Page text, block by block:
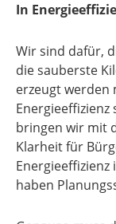
In
Wir sind dafür,
die sauberste
erzeugt werden
bringen wir mit
Klarheit für
haben